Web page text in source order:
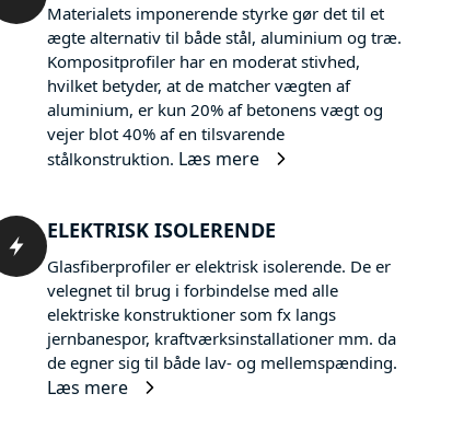
Materialets imponerende styrke gør det til et
ægte alternativ til både stål, aluminium og træ.
Kompositprofiler har en moderat stivhed,
hvilket betyder, at de matcher vægten af
aluminium, er kun 20% af betonens vægt og
vejer blot 40% af en tilsvarende
stålkonstruktion. Læs mere
ELEKTRISK ISOLERENDE
Glasfiberprofiler er elektrisk isolerende. De er
velegnet til brug i forbindelse med alle
elektriske konstruktioner som fx langs
jernbanespor, kraftværksinstallationer mm. da
de egner sig til både lav- og mellemspænding.
Læs mere